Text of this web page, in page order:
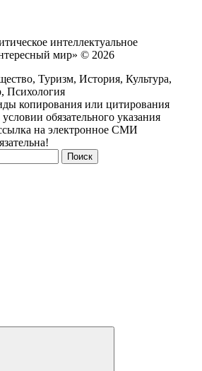
интеллектуальное
мир» © 2026
Туризм, История, Культура,
Психология
копирования или цитирования
обязательного указания
на электронное СМИ